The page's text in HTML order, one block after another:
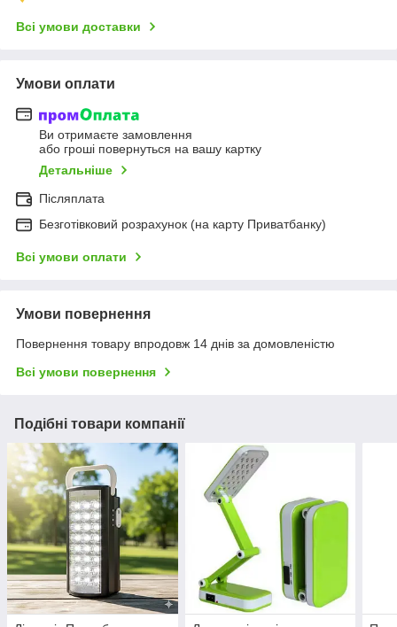
Всі умови доставки
Умови оплати
Ви отримаєте замовлення
або гроші повернуться на вашу картку
Детальніше
Післяплата
Безготівковий розрахунок (на карту Приватбанку)
Всі умови оплати
Умови повернення
Повернення товару впродовж 14 днів за домовленістю
Всі умови повернення
Подібні товари компанії